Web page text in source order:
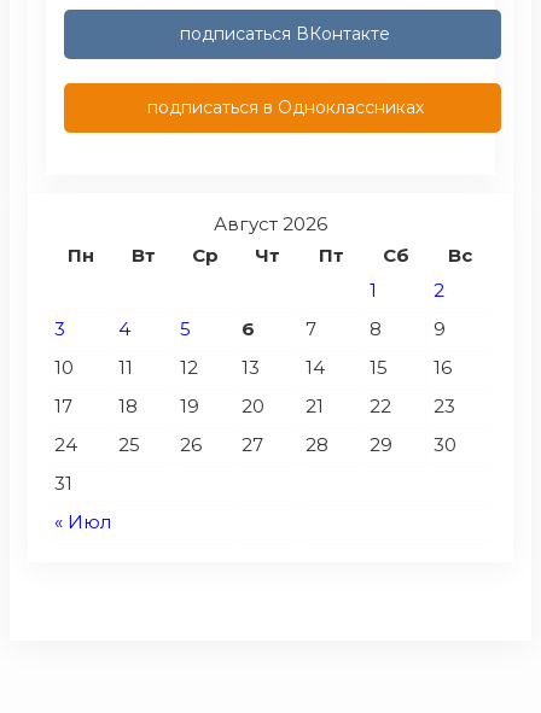
подписаться ВКонтакте
подписаться в Одноклассниках
Август 2026
Пн
Вт Ср Чт Пт Сб Вс
« Июл
1
2
3
4 5 6 7 8
9
10
11 12 13 14 15
16
17
18 19 20 21 22
23
24
25 26 27 28 29
30
31